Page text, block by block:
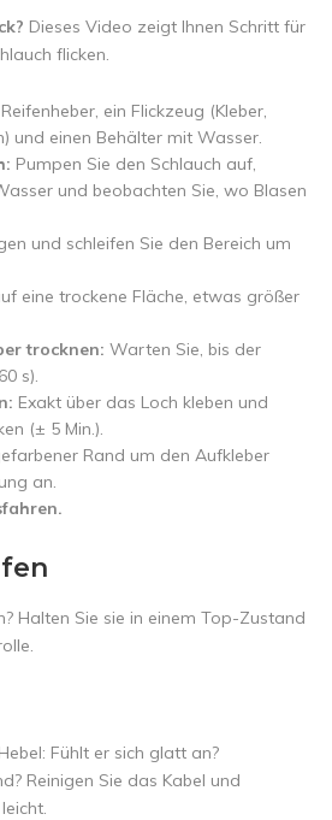
Dieses Video zeigt Ihnen Schritt für
flicken.
Reifenheber, ein Flickzeug (Kleber,
und einen Behälter mit Wasser.
Pumpen Sie den Schlauch auf,
und beobachten Sie, wo Blasen
und schleifen Sie den Bereich um
eine trockene Fläche, etwas größer
trocknen: Warten Sie, bis der
s).
Exakt über das Loch kleben und
(± 5 Min.).
Rand um den Aufkleber
an.
Halten Sie sie in einem Top-Zustand
Fühlt er sich glatt an?
Reinigen Sie das Kabel und